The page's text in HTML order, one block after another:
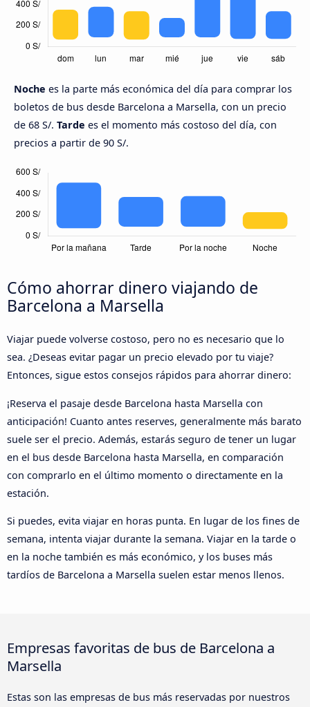
Noche es la parte más económica del día para comprar los
boletos de bus desde Barcelona a Marsella, con un precio
de 68 S/. Tarde es el momento más costoso del día, con
precios a partir de 90 S/.
Cómo ahorrar dinero viajando de
Barcelona a Marsella
Viajar puede volverse costoso, pero no es necesario que lo
sea. ¿Deseas evitar pagar un precio elevado por tu viaje?
Entonces, sigue estos consejos rápidos para ahorrar dinero:
¡Reserva el pasaje desde Barcelona hasta Marsella con
anticipación! Cuanto antes reserves, generalmente más barato
suele ser el precio. Además, estarás seguro de tener un lugar
en el bus desde Barcelona hasta Marsella, en comparación
con comprarlo en el último momento o directamente en la
estación.
Si puedes, evita viajar en horas punta. En lugar de los fines de
semana, intenta viajar durante la semana. Viajar en la tarde o
en la noche también es más económico, y los buses más
tardíos de Barcelona a Marsella suelen estar menos llenos.
Empresas favoritas de bus de Barcelona a
Marsella
Estas son las empresas de bus más reservadas por nuestros